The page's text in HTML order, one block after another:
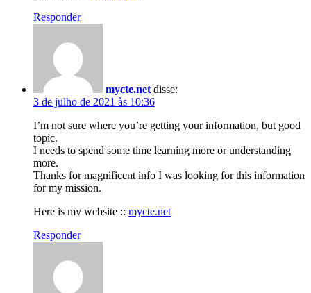
Responder
mycte.net disse:
3 de julho de 2021 às 10:36
I’m not sure where you’re getting your information, but good
topic.
I needs to spend some time learning more or understanding
more.
Thanks for magnificent info I was looking for this information
for my mission.
Here is my website :: mycte.net
Responder